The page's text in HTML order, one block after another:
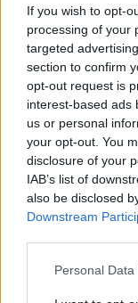
If you wish to opt-
processing of your
targeted
section to confirm
opt-out request is
interest-based ads
us or personal
your opt-out. You
disclosure of your
IAB’s list of
also be disclosed
Downstream
Personal
Облаци
Едно от най-
образувания в
септември и